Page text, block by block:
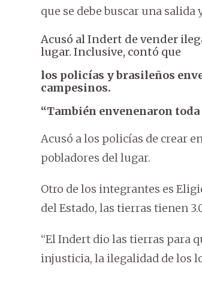
que se debe buscar una
Acusó al Indert de vender
lugar. Inclusive, contó que
los policías y brasileños
campesinos.
“También envenenaron
Acusó a los policías de crear
pobladores del lugar.
Otro de los integrantes es
del Estado, las tierras tienen
“El Indert dio las tierras para
injusticia, la ilegalidad de los